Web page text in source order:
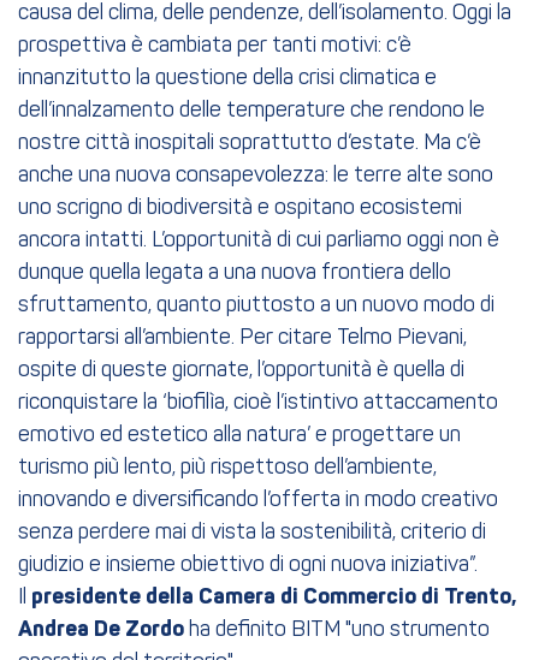
causa del clima, delle pendenze, dell’isolamento. Oggi la
prospettiva è cambiata per tanti motivi: c’è
innanzitutto la questione della crisi climatica e
dell’innalzamento delle temperature che rendono le
nostre città inospitali soprattutto d’estate. Ma c’è
anche una nuova consapevolezza: le terre alte sono
uno scrigno di biodiversità e ospitano ecosistemi
ancora intatti. L’opportunità di cui parliamo oggi non è
dunque quella legata a una nuova frontiera dello
sfruttamento, quanto piuttosto a un nuovo modo di
rapportarsi all’ambiente. Per citare Telmo Pievani,
ospite di queste giornate, l’opportunità è quella di
riconquistare la ‘biofilìa, cioè l’istintivo attaccamento
emotivo ed estetico alla natura’ e progettare un
turismo più lento, più rispettoso dell’ambiente,
innovando e diversificando l’offerta in modo creativo
senza perdere mai di vista la sostenibilità, criterio di
giudizio e insieme obiettivo di ogni nuova iniziativa”.
Il presidente della Camera di Commercio di Trento,
Andrea De Zordo ha definito BITM "uno strumento